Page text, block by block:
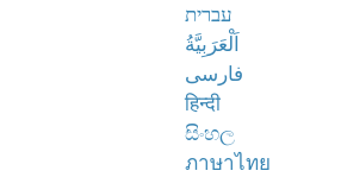
עברית
اَلْعَرَبِيَّةُ
فارسی
हिन्दी
සිංහල
ภาษาไทย